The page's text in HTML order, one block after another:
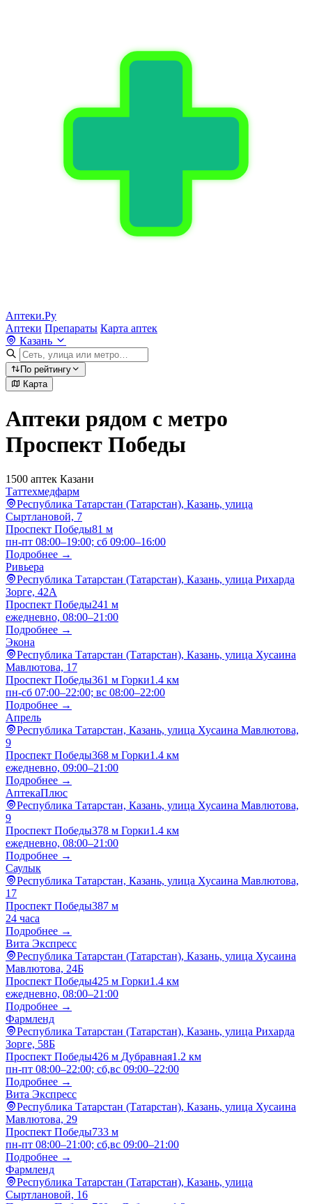
Аптеки.Ру
Аптеки Препараты Карта аптек
Казань
По рейтингу
Карта
Аптеки рядом с метро
Проспект Победы
1500 аптек Казани
Таттехмедфарм
Республика Татарстан (Татарстан), Казань, улица
Сыртлановой, 7
Проспект Победы81 м
пн-пт 08:00–19:00; сб 09:00–16:00
Подробнее →
Ривьера
Республика Татарстан (Татарстан), Казань, улица Рихарда
Зорге, 42А
Проспект Победы241 м
ежедневно, 08:00–21:00
Подробнее →
Экона
Республика Татарстан (Татарстан), Казань, улица Хусаина
Мавлютова, 17
Проспект Победы361 м Горки1.4 км
пн-сб 07:00–22:00; вс 08:00–22:00
Подробнее →
Апрель
Республика Татарстан, Казань, улица Хусаина Мавлютова,
9
Проспект Победы368 м Горки1.4 км
ежедневно, 09:00–21:00
Подробнее →
АптекаПлюс
Республика Татарстан, Казань, улица Хусаина Мавлютова,
9
Проспект Победы378 м Горки1.4 км
ежедневно, 08:00–21:00
Подробнее →
Саулык
Республика Татарстан, Казань, улица Хусаина Мавлютова,
17
Проспект Победы387 м
24 часа
Подробнее →
Вита Экспресс
Республика Татарстан (Татарстан), Казань, улица Хусаина
Мавлютова, 24Б
Проспект Победы425 м Горки1.4 км
ежедневно, 08:00–21:00
Подробнее →
Фармленд
Республика Татарстан (Татарстан), Казань, улица Рихарда
Зорге, 58Б
Проспект Победы426 м Дубравная1.2 км
пн-пт 08:00–22:00; сб,вс 09:00–22:00
Подробнее →
Вита Экспресс
Республика Татарстан (Татарстан), Казань, улица Хусаина
Мавлютова, 29
Проспект Победы733 м
пн-пт 08:00–21:00; сб,вс 09:00–21:00
Подробнее →
Фармленд
Республика Татарстан (Татарстан), Казань, улица
Сыртлановой, 16